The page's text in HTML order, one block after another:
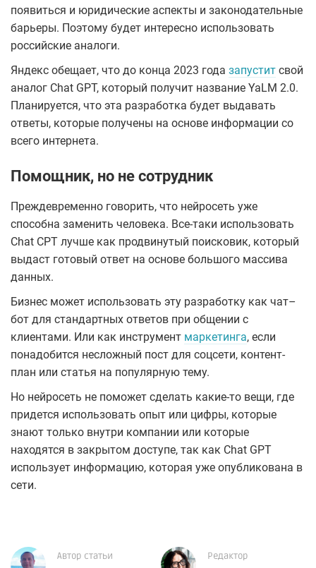
появиться и юридические аспекты и законодательные
барьеры. Поэтому будет интересно использовать
российские аналоги.
Яндекс обещает, что до конца 2023 года запустит свой
аналог Chat GPT, который получит название YaLM 2.0.
Планируется, что эта разработка будет выдавать
ответы, которые получены на основе информации со
всего интернета.
Помощник, но не сотрудник
Преждевременно говорить, что нейросеть уже
способна заменить человека. Все-таки использовать
Chat CPT лучше как продвинутый поисковик, который
выдаст готовый ответ на основе большого массива
данных.
Бизнес может использовать эту разработку как чат–
бот для стандартных ответов при общении с
клиентами. Или как инструмент маркетинга, если
понадобится несложный пост для соцсети, контент-
план или статья на популярную тему.
Но нейросеть не поможет сделать какие-то вещи, где
придется использовать опыт или цифры, которые
знают только внутри компании или которые
находятся в закрытом доступе, так как Chat GPT
использует информацию, которая уже опубликована в
сети.
Автор статьи
Редактор